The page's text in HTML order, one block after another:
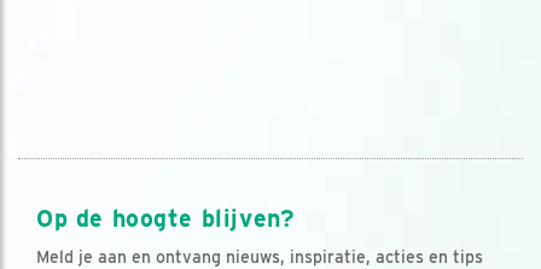
Op de hoogte blijven?
Meld je aan en ontvang nieuws, inspiratie, acties en tips